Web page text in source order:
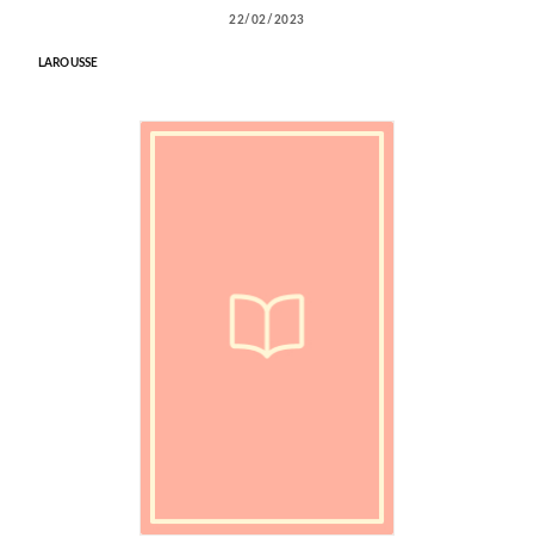
22/02/2023
LAROUSSE